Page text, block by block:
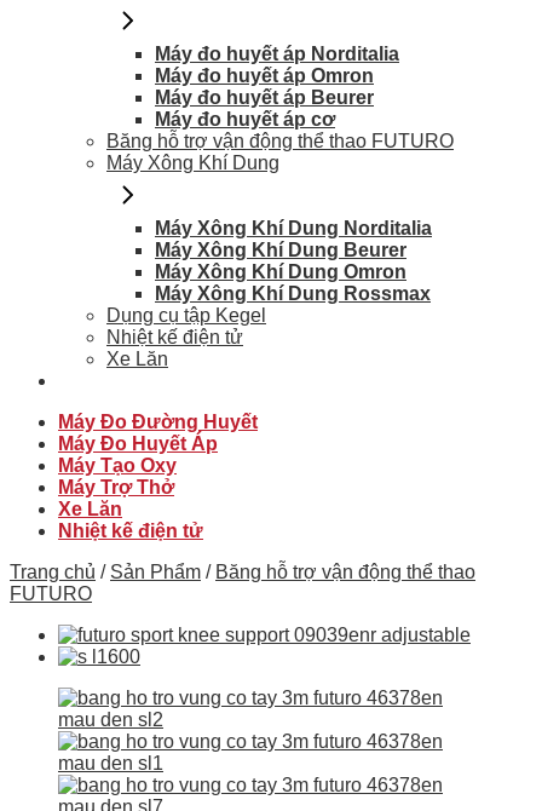
Máy đo huyết áp Norditalia
Máy đo huyết áp Omron
Máy đo huyết áp Beurer
Máy đo huyết áp cơ
Băng hỗ trợ vận động thể thao FUTURO
Máy Xông Khí Dung
Máy Xông Khí Dung Norditalia
Máy Xông Khí Dung Beurer
Máy Xông Khí Dung Omron
Máy Xông Khí Dung Rossmax
Dụng cụ tập Kegel
Nhiệt kế điện tử
Xe Lăn
Máy Đo Đường Huyết
Máy Đo Huyết Áp
Máy Tạo Oxy
Máy Trợ Thở
Xe Lăn
Nhiệt kế điện tử
Trang chủ / Sản Phẩm / Băng hỗ trợ vận động thể thao
FUTURO